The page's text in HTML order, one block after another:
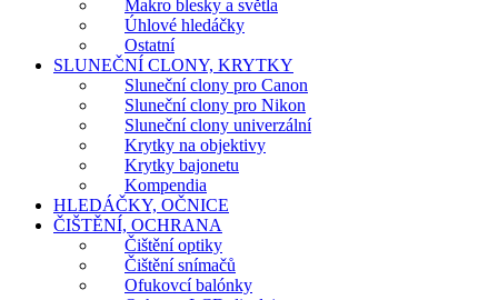
Makro blesky a světla
Úhlové hledáčky
Ostatní
SLUNEČNÍ CLONY, KRYTKY
Sluneční clony pro Canon
Sluneční clony pro Nikon
Sluneční clony univerzální
Krytky na objektivy
Krytky bajonetu
Kompendia
HLEDÁČKY, OČNICE
ČIŠTĚNÍ, OCHRANA
Čištění optiky
Čištění snímačů
Ofukovcí balónky